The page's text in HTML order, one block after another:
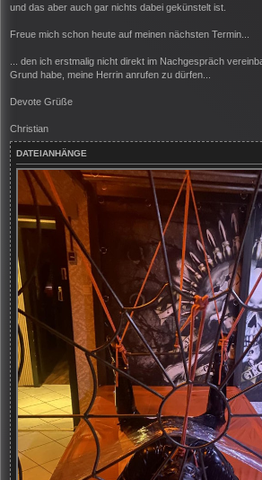
und das aber auch gar nichts dabei gekünstelt ist.
Freue mich schon heute auf meinen nächsten Termin...
... den ich erstmalig nicht direkt im Nachgespräch
Grund habe, meine Herrin anrufen zu dürfen...
Devote Grüße
Christian
DATEIANHÄNGE